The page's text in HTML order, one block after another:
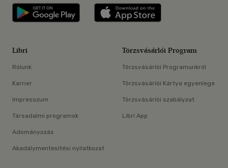
Libri applikáció Szerezd meg: Google
Libri
Rólunk
Karrier
Impresszum
Társadalmi programok
Adományozás
Akadálymentesítési nyilatkozat
Törzsvásárlói Program
Törzsvásárlói Programunkról
Törzsvásárlói Kártya egyenlege
Törzsvásárlói szabályzat
Libri App